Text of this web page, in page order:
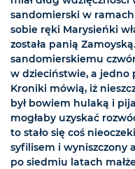
sandomierski w
sobie ręki Marysieńki
została panią
sandomierskiemu
w dzieciństwie, a jedno
Kroniki mówią, iż
był bowiem hulaką i
mogłaby uzyskać
to stało się coś
syfilisem i wyniszczony
po siedmiu latach